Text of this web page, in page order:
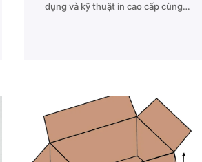
dụng và kỹ thuật in cao cấp cùng